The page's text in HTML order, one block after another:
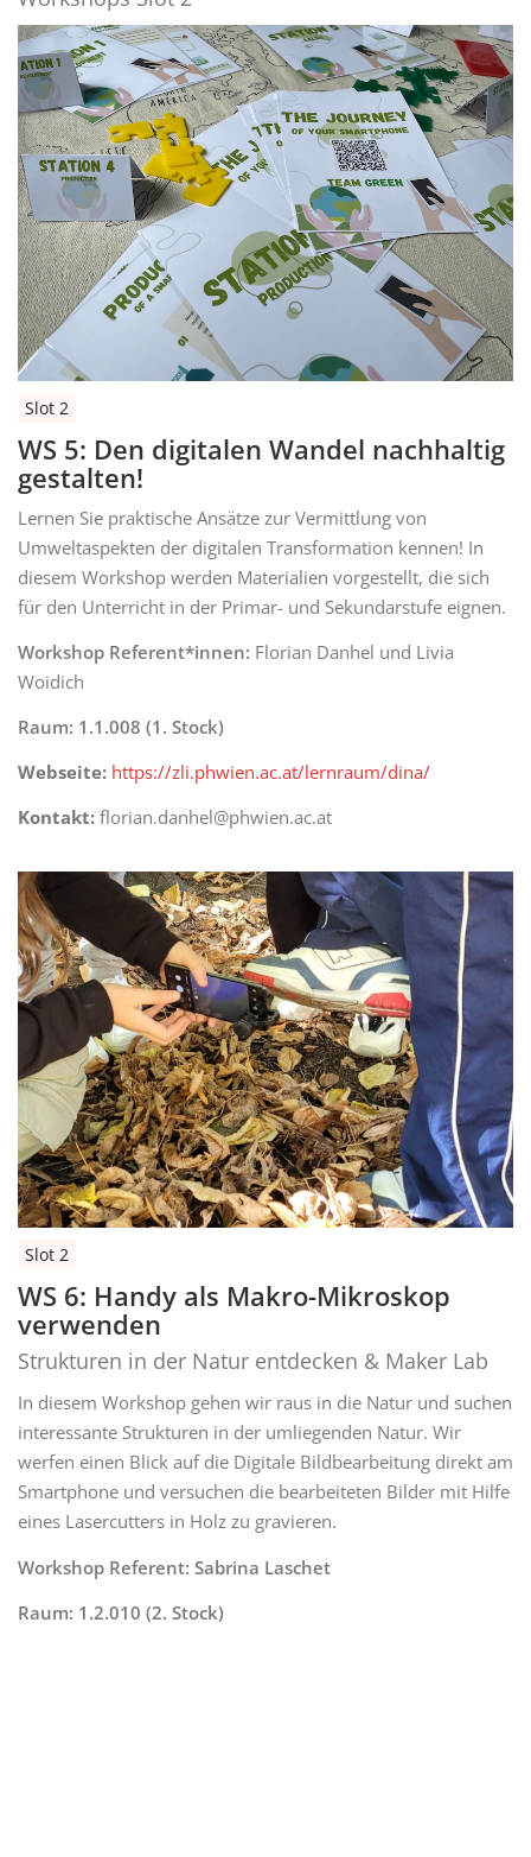
Slot 2
WS 5: Den digitalen Wandel nachhaltig
gestalten!
Lernen Sie praktische Ansätze zur Vermittlung von
Umweltaspekten der digitalen Transformation kennen! In
diesem Workshop werden Materialien vorgestellt, die sich
für den Unterricht in der Primar- und Sekundarstufe eignen.
Workshop Referent*innen: Florian Danhel und Livia
Woidich
Raum: 1.1.008 (1. Stock)
Webseite: https://zli.phwien.ac.at/lernraum/dina/
Kontakt: florian.danhel@phwien.ac.at
Slot 2
WS 6: Handy als Makro-Mikroskop
verwenden
Strukturen in der Natur entdecken & Maker Lab
In diesem Workshop gehen wir raus in die Natur und suchen
interessante Strukturen in der umliegenden Natur. Wir
werfen einen Blick auf die Digitale Bildbearbeitung direkt am
Smartphone und versuchen die bearbeiteten Bilder mit Hilfe
eines Lasercutters in Holz zu gravieren.
Workshop Referent: Sabrina Laschet
Raum: 1.2.010 (2. Stock)